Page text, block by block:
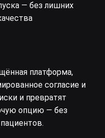
— без лишних
платформа,
согласие и
и превратят
опцию — без